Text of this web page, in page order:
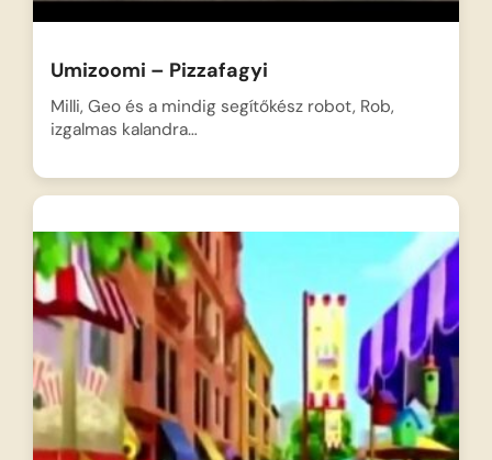
Umizoomi – Pizzafagyi
Milli, Geo és a mindig segítőkész robot, Rob,
izgalmas kalandra…